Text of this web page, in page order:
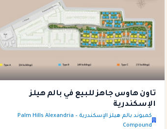
تاون هاوس جاهز للبيع في بالم هيلز
الإسكندرية
كمبوند بالم هيلز الإسكندرية – Palm Hills Alexandria
Compound